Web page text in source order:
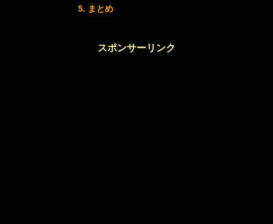
まとめ
スポンサーリンク